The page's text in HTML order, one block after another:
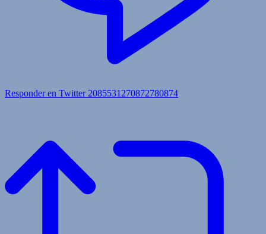
Responder en Twitter 2085531270872780874